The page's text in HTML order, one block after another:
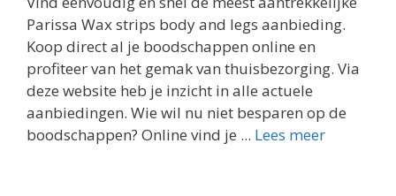
Parissa Wax strips body and legs aanbieding.
Koop direct al je boodschappen online en
profiteer van het gemak van thuisbezorging. Via
deze website heb je inzicht in alle actuele
aanbiedingen. Wie wil nu niet besparen op de
boodschappen? Online vind je ... Lees meer